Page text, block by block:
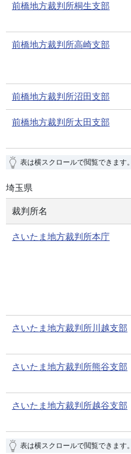
前橋地方裁判所桐生支部
前橋地方裁判所高崎支部
前橋地方裁判所沼田支部
前橋地方裁判所太田支部
表は横スクロールで閲覧できます。
埼玉県
裁判所名
さいたま地方裁判所本庁
さいたま地方裁判所川越支部
さいたま地方裁判所熊谷支部
さいたま地方裁判所越谷支部
表は横スクロールで閲覧できます。